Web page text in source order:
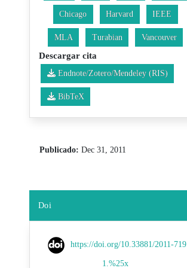
Chicago Harvard IEEE
MLA Turabian Vancouver
Descargar cita
Endnote/Zotero/Mendeley (RIS)
BibTeX
Publicado: Dec 31, 2011
Doi
https://doi.org/10.33881/2011-719
1.%25x